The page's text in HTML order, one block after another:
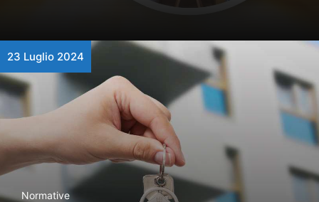
23 Luglio 2024
Normative